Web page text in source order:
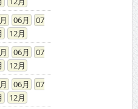
06
12
06
12
06
12
06